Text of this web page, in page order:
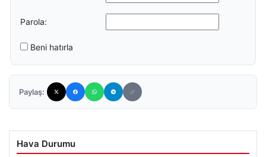
Parola:
Beni hatırla
Paylaş:
Hava Durumu